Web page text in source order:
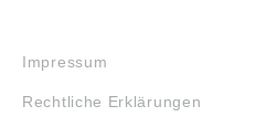
Impressum
Rechtliche Erklärungen